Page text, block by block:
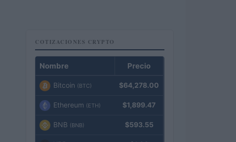
COTIZACIONES CRYPTO
Nombre Precio
Bitcoin (BTC) $64,278.00
Ethereum (ETH) $1,899.47
BNB (BNB) $593.55